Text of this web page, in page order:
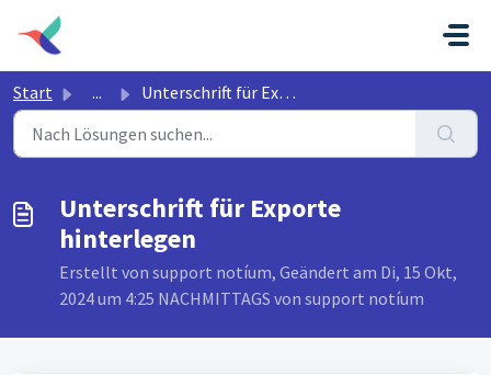
Zum hauptsächlichen Inhalt gehen
Start ... Unterschrift für Exporte hinterlegen
Unterschrift für Exporte
hinterlegen
Erstellt von support notíum, Geändert am Di, 15 Okt,
2024 um 4:25 NACHMITTAGS von support notíum